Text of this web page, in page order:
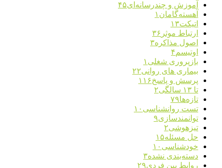
آموزش و چندرسانه‌ای۴۵
آهسته‌گامان ۱
اتیکت۱۳
ارتباط موثر ۳۶
اصول مذاکره۳
اوتیسم۴
بازپروری شغلی ۱
بیماری های روانی۲۲
پرسش و پاسخ۱۱۶
تا ۱۳ سالگی
۲
تازه‌ها۷۹
تست روانشناسی ۱۰
توانمندسازی۹
تیزهوشی۲
حل مسئله۱۵
خودشناسی ۱۰
دسته‌بندی نشده۳
روابط بین فردی۲۹